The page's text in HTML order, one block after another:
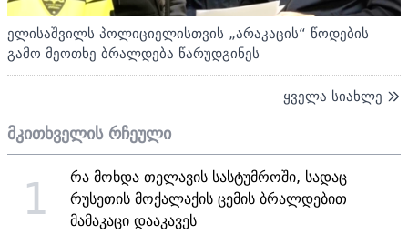
ელისაშვილს პოლიციელისთვის „არაკაცის“ წოდების
გამო მეოთხე ბრალდება წარუდგინეს
ყველა სიახლე
მკითხველის რჩეული
1
რა მოხდა თელავის სასტუმროში, სადაც
რუსეთის მოქალაქის ცემის ბრალდებით
მამაკაცი დააკავეს